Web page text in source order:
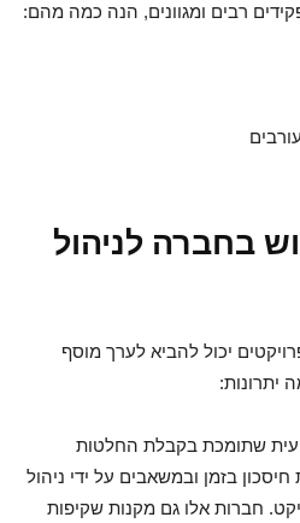
רבים ומגוונים, הנה כמה מהם:
בחברה לניהול
יכול להביא לערך מוסף
יתרונות:
שתומכת בקבלת החלטות
בזמן ובמשאבים על ידי ניהול
חברות אלו גם מקנות שקיפות